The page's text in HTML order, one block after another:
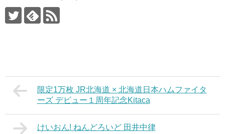
限定1万枚 JR北海道 × 北海道日本ハムファイタ
ーズ デビュー１周年記念Kitaca
けいおん! ねんどろいど 田井中律